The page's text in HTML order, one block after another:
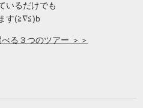
いるだけでも
す(≧∇≦)b
る３つのツアー ＞＞